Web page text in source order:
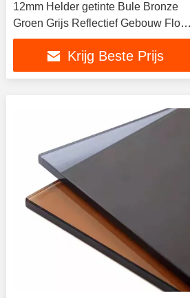
12mm Helder getinte Bule Bronze
Groen Grijs Reflectief Gebouw Float
Glas
Krijg Beste Prijs